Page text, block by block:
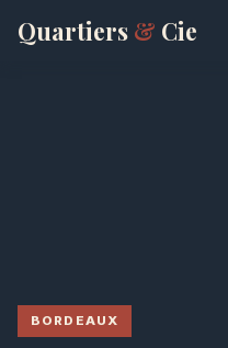
Quartiers & Cie
BORDEAUX